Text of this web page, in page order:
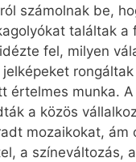
számolnak be,
találtak
fel, milyen
értelmes munka.
a közös
mozaikokat,
a színeváltozás,